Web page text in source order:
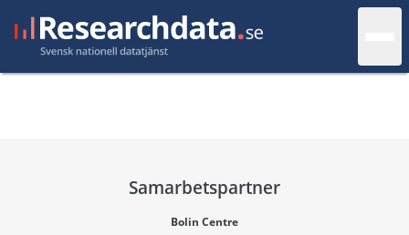
Samarbetspartner
Bolin Centre